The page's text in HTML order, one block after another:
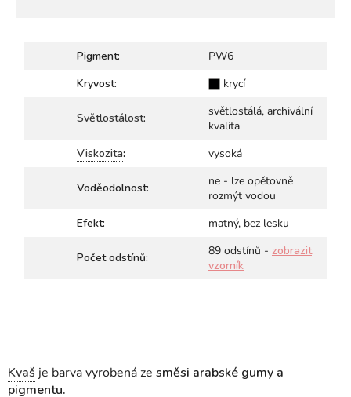
Pigment:
PW6
Kryvost:
krycí
Světlostálost:
světlostálá, archivální
kvalita
Viskozita: vysoká
Voděodolnost:
ne - lze opětovně
rozmýt vodou
Efekt:
matný, bez lesku
Počet odstínů: 89 odstínů - zobrazit
vzorník
Kvaš je barva vyrobená ze směsi arabské gumy a
pigmentu.